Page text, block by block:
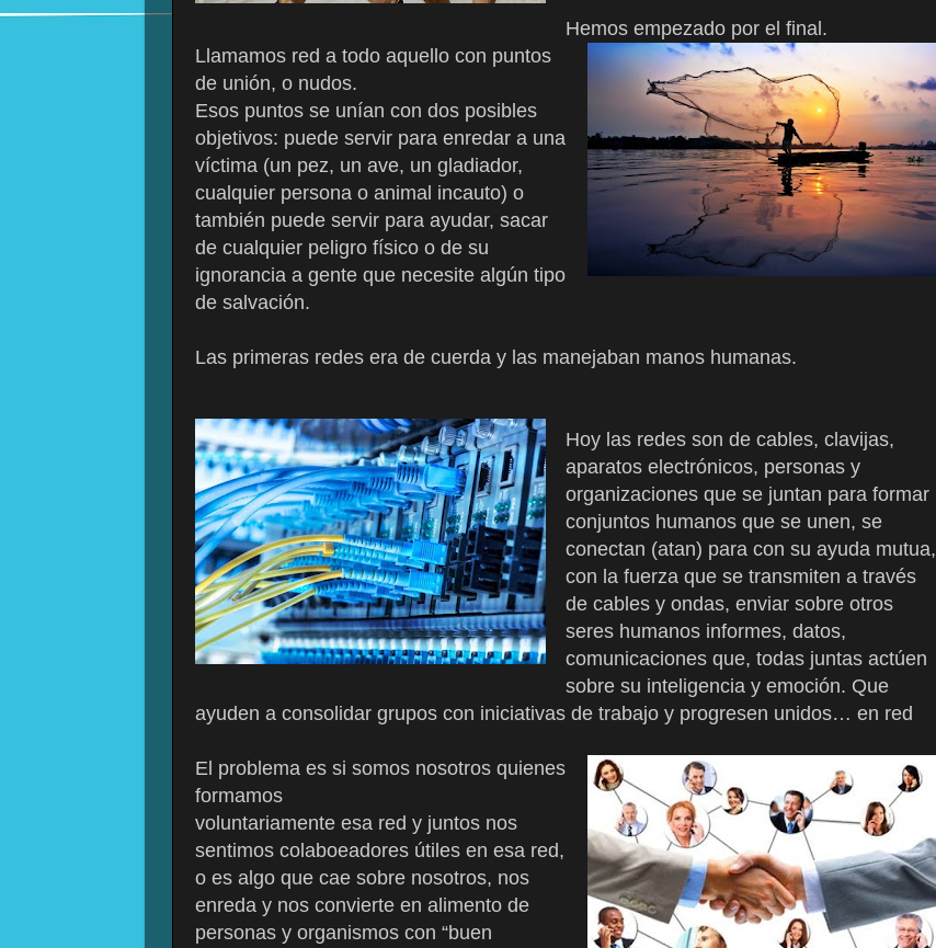
Hemos empezado por el final.
Llamamos red a todo aquello con puntos
de unión, o nudos.
Esos puntos se unían con dos posibles
objetivos: puede servir para enredar a una
víctima (un pez, un ave, un gladiador,
cualquier persona o animal incauto) o
también puede servir para ayudar, sacar
de cualquier peligro físico o de su
ignorancia a gente que necesite algún tipo
de salvación.
Las primeras redes era de cuerda y las manejaban manos humanas.
Hoy las redes son de cables, clavijas,
aparatos electrónicos, personas y
organizaciones que se juntan para formar
conjuntos humanos que se unen, se
conectan (atan) para con su ayuda mutua,
con la fuerza que se transmiten a través
de cables y ondas, enviar sobre otros
seres humanos informes, datos,
comunicaciones que, todas juntas actúen
sobre su inteligencia y emoción. Que
ayuden a consolidar grupos con iniciativas de trabajo y progresen unidos… en red
El problema es si somos nosotros quienes
formamos
voluntariamente esa red y juntos nos
sentimos colaboeadores útiles en esa red,
o es algo que cae sobre nosotros, nos
enreda y nos convierte en alimento de
personas y organismos con “buen